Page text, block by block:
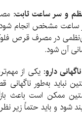
و سر ساعت ثابت:
ساعت مشخص انجام
در مصرف قرص
آن شود.
دارو: یکی از
نباید به‌طور ناگهانی
ممکن است باعث
شود و باید حتماً زیر